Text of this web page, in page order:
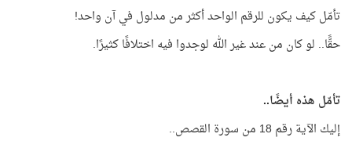
تأمّل كيف يكون للرقم الواحد أكثر من مدلول في آن واحد!
حقًّا.. لو كان من عند غير الله لوجدوا فيه اختلافًا كثيرًا.
تأمّل هذه أيضًا..
إليك الآية رقم 18 من سورة القصص..